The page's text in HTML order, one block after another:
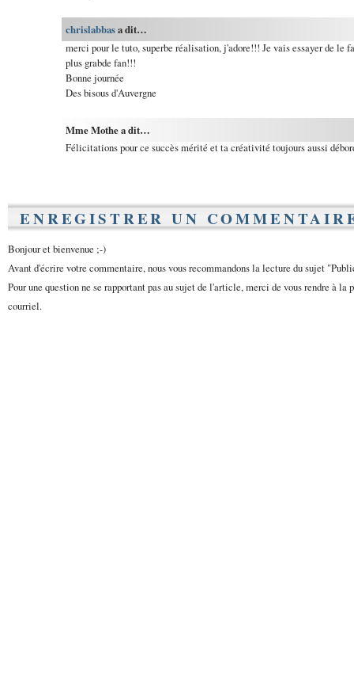
chrislabbasa dit…
merci pour le tuto, superbe réalisation, j'adore!!! Je vais essayer de le
plus grabde fan!!!
Bonne journée
Des bisous d'Auvergne
Mme Mothe a dit…
Félicitations pour ce succès mérité et ta créativité toujours aussi
ENREGISTRER UN
Bonjour et bienvenue ;-)
Avant d'écrire votre commentaire, nous vous recommandons la lecture du sujet
Pour une question ne se rapportant pas au sujet de l'article, merci de vous rendre à la
courriel.